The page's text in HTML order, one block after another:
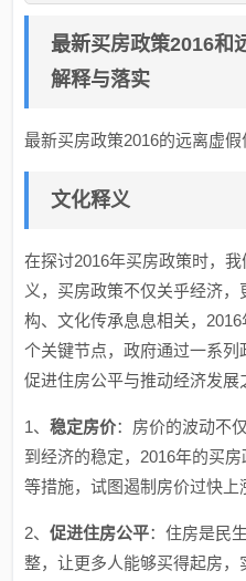
最新买房政策2016和
解释与落实
最新买房政策2016的远离虚
文化释义
在探讨2016年买房政策时，
义，买房政策不仅关乎经济
构、文化传承息息相关，
个关键节点，政府通过一系列
促进住房公平与推动经济发展
1、稳定房价：房价的波动不
到经济的稳定，2016年的买
等措施，试图遏制房价过快上
2、促进住房公平：住房是民
整，让更多人能够买得起房，